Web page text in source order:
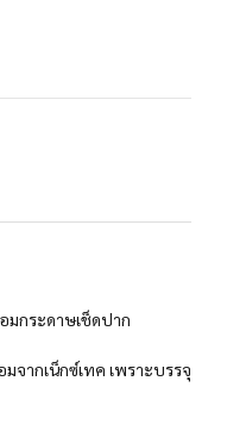
กระดาษเช็ดปาก
ากเน็กซ์เทค เพราะบรรจุ